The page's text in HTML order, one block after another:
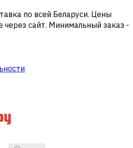
по всей Беларуси. Цены
через сайт. Минимальный заказ -